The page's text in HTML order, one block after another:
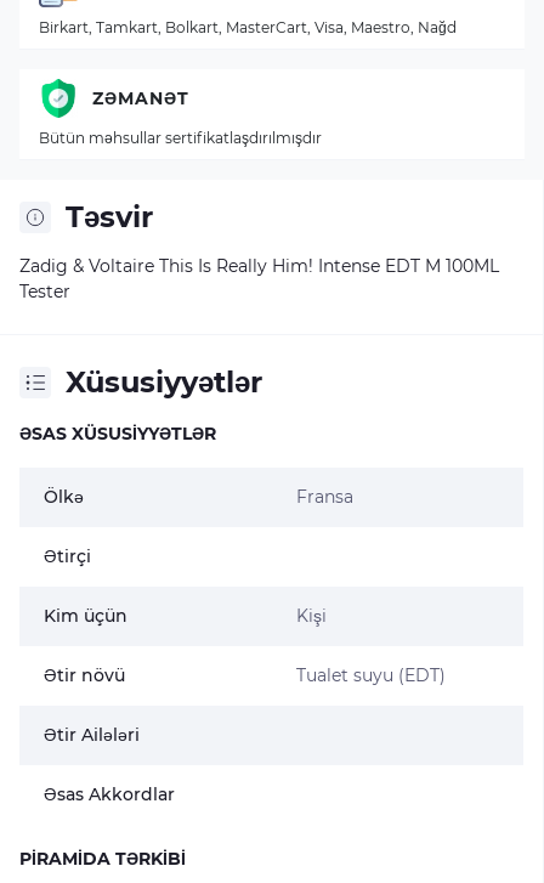
Təsvir
Zadig & Voltaire This Is Really Him! Intense EDT M 100ML
Tester
Xüsusiyyətlər
ƏSAS XÜSUSIYYƏTLƏR
Ölkə Fransa
Ətirçi
Kim üçün Kişi
Ətir növü Tualet suyu (EDT)
Ətir Ailələri
Əsas Akkordlar
PIRAMIDA TƏRKIBI
Birkart, Tamkart, Bolkart, MasterCart, Visa, Maestro, Nağd
ZƏMANƏT
Bütün məhsullar sertifikatlaşdırılmışdır